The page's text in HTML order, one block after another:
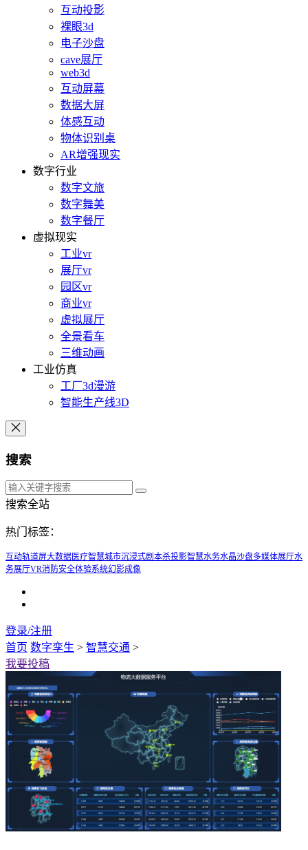
互动投影
裸眼3d
电子沙盘
cave展厅
web3d
互动屏幕
数据大屏
体感互动
物体识别桌
AR增强现实
数字行业
数字文旅
数字舞美
数字餐厅
虚拟现实
工业vr
展厅vr
园区vr
商业vr
虚拟展厅
全景看车
三维动画
工业仿真
工厂3d漫游
智能生产线3D
搜索
搜索全站
热门标签：
互动轨道屏大数据医疗智慧城市沉浸式剧本杀投影智慧水务水晶沙盘多媒体展厅水
务展厅VR消防安全体验系统幻影成像
登录/注册
首页 数字孪生 > 智慧交通 >
我要投稿